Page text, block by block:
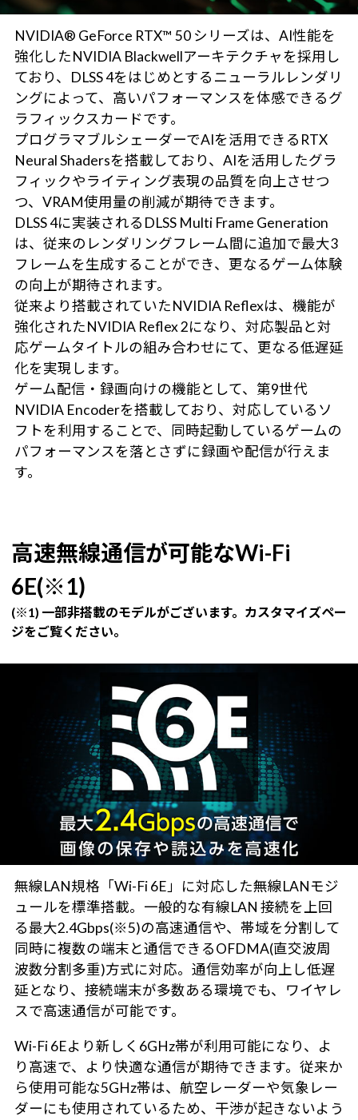
NVIDIA® GeForce RTX™ 50 シリーズは、AI性能を
強化したNVIDIA Blackwellアーキテクチャを採用し
ており、DLSS 4をはじめとするニューラルレンダリ
ングによって、高いパフォーマンスを体感できるグ
ラフィックスカードです。
プログラマブルシェーダーでAIを活用できるRTX
Neural Shadersを搭載しており、AIを活用したグラ
フィックやライティング表現の品質を向上させつ
つ、VRAM使用量の削減が期待できます。
DLSS 4に実装されるDLSS Multi Frame Generation
は、従来のレンダリングフレーム間に追加で最大3
フレームを生成することができ、更なるゲーム体験
の向上が期待されます。
従来より搭載されていたNVIDIA Reflexは、機能が
強化されたNVIDIA Reflex 2になり、対応製品と対
応ゲームタイトルの組み合わせにて、更なる低遅延
化を実現します。
ゲーム配信・録画向けの機能として、第9世代
NVIDIA Encoderを搭載しており、対応しているソ
フトを利用することで、同時起動しているゲームの
パフォーマンスを落とさずに録画や配信が行えま
す。
高速無線通信が可能なWi-Fi
6E(※1)
(※1) 一部非搭載のモデルがございます。カスタマイズペー
ジをご覧ください。
無線LAN規格「Wi-Fi 6E」に対応した無線LANモジ
ュールを標準搭載。一般的な有線LAN 接続を上回
る最大2.4Gbps(※5)の高速通信や、帯域を分割して
同時に複数の端末と通信できるOFDMA(直交波周
波数分割多重)方式に対応。通信効率が向上し低遅
延となり、接続端末が多数ある環境でも、ワイヤレ
スで高速通信が可能です。
Wi-Fi 6Eより新しく6GHz帯が利用可能になり、よ
り高速で、より快適な通信が期待できます。従来か
ら使用可能な5GHz帯は、航空レーダーや気象レー
ダーにも使用されているため、干渉が起きないよう